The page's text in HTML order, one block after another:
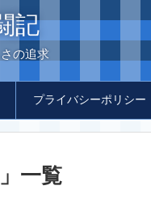
記
の追求
プライバシーポリシー
」 一覧